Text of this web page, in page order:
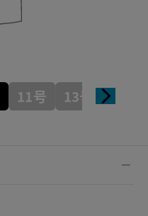
11号 13号